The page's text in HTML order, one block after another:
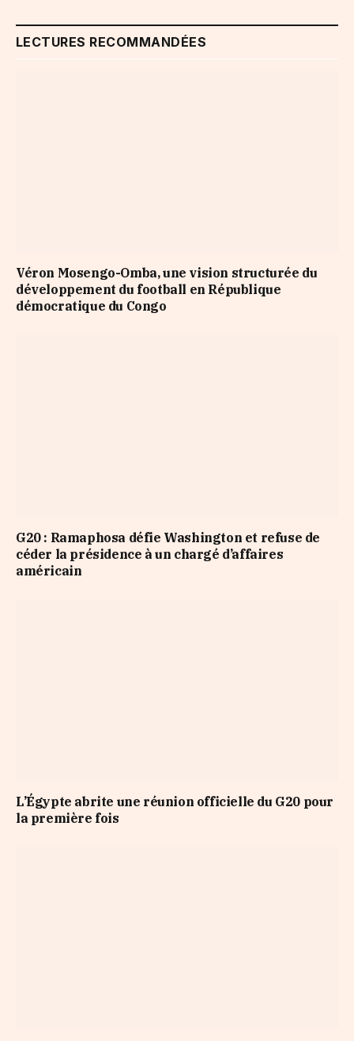
LECTURES RECOMMANDÉES
Véron Mosengo-Omba, une vision structurée du
développement du football en République
démocratique du Congo
G20 : Ramaphosa défie Washington et refuse de
céder la présidence à un chargé d’affaires
américain
L’Égypte abrite une réunion officielle du G20 pour
la première fois